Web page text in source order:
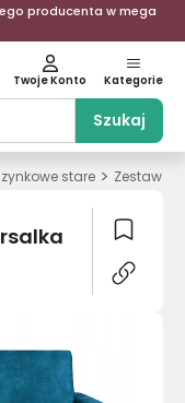
producenta w mega
Szukaj
Twoje Konto Kategorie
stare > Zestaw